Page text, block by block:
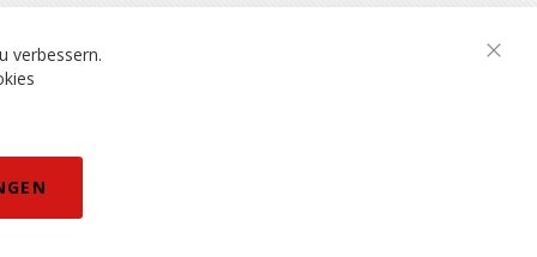
DSV-Skiversicherung
vorbehalten.
verbessern.